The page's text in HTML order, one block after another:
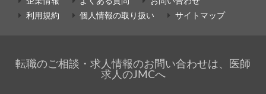
利用規約
個人情報の取り扱い サイトマップ
転職のご相談・求人情報のお問い合わせは、医師
求人のJMCへ